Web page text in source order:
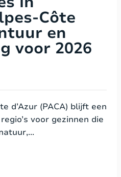
Côte
en
voor 2026
d’Azur (PACA) blijft een
voor gezinnen die